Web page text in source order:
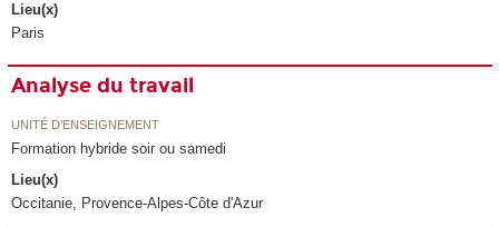
Lieu(x)
Paris
Analyse du travail
UNITÉ D’ENSEIGNEMENT
Formation hybride soir ou samedi
Lieu(x)
Occitanie, Provence-Alpes-Côte d'Azur